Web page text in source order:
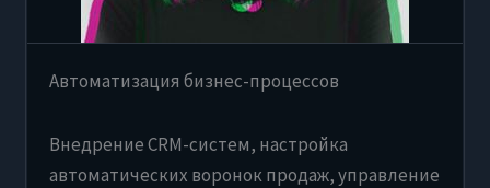
Автоматизация бизнес-процессов
Внедрение CRM-систем, настройка
автоматических воронок продаж, управление